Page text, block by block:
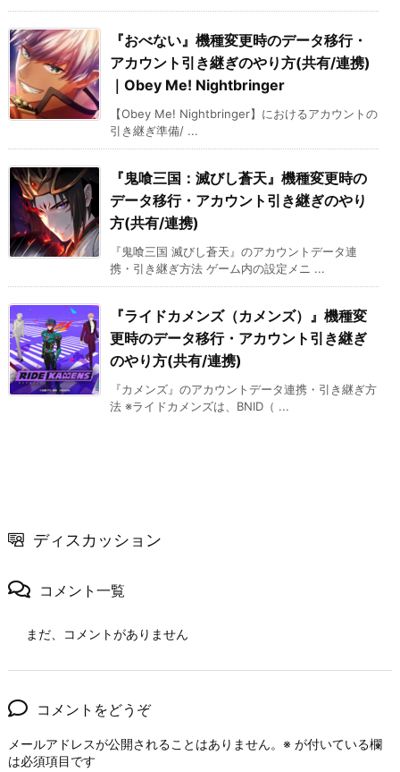
『おべない』機種変更時のデータ移行・
アカウント引き継ぎのやり方(共有/連携)
｜Obey Me! Nightbringer
【Obey Me! Nightbringer】におけるアカウントの
引き継ぎ準備/ ...
『鬼喰三国：滅びし蒼天』機種変更時の
データ移行・アカウント引き継ぎのやり
方(共有/連携)
『鬼喰三国 滅びし蒼天』のアカウントデータ連
携・引き継ぎ方法 ゲーム内の設定メニ ...
『ライドカメンズ（カメンズ）』機種変
更時のデータ移行・アカウント引き継ぎ
のやり方(共有/連携)
『カメンズ』のアカウントデータ連携・引き継ぎ方
法 ※ライドカメンズは、BNID（ ...
ディスカッション
コメント一覧
まだ、コメントがありません
コメントをどうぞ
メールアドレスが公開されることはありません。 ※ が付いている欄
は必須項目です